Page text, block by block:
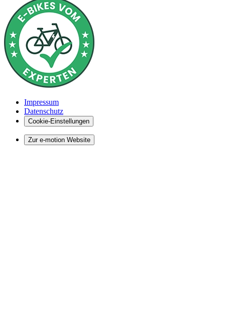
Impressum
Datenschutz
Cookie-Einstellungen
Zur e-motion Website